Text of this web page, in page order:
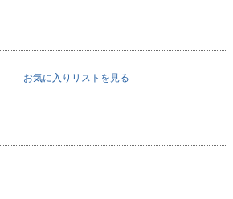
お気に入りリストを見る